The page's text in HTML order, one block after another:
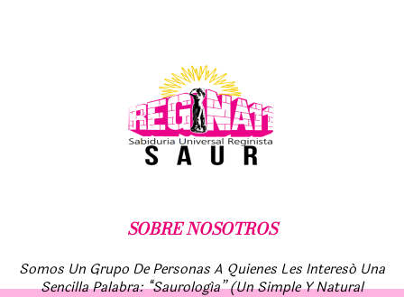
SOBRE NOSOTROS
Somos Un Grupo De Personas A Quienes Les Interesó Una
Sencilla Palabra: “Saurología” (un Simple Y Natural